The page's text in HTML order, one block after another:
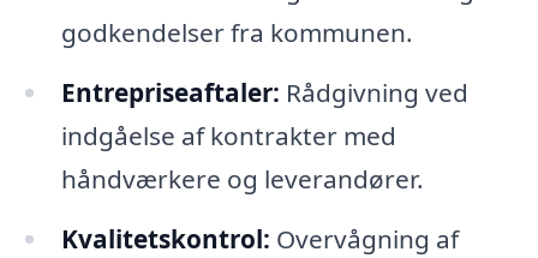
godkendelser fra kommunen.
Entrepriseaftaler: Rådgivning ved
indgåelse af kontrakter med
håndværkere og leverandører.
Kvalitetskontrol: Overvågning af